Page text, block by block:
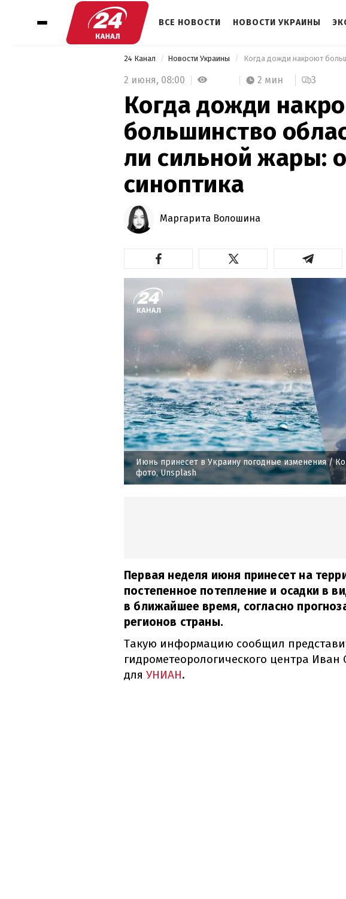
ВСЕ НОВОСТИ НОВОСТИ УКРАИНЫ
24 Канал Новости Украины
2 июня, 08:00 2 мин 3
Когда дожди
большинство
ли сильной жары:
синоптика
Маргарита Волошина
Июнь принесет в Украину погодные изменения/
фото, Unsplash
Первая неделя июня принесет на
постепенное потепление и осадки в
в ближайшее время, согласно
регионов страны.
Такую информацию сообщил
гидрометеорологического центра
для УНИАН.